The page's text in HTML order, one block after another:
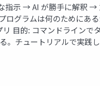
示 → AI が勝手に解釈
グラムは何のためにあ
目的: コマンドラインで
チュートリアルで実践